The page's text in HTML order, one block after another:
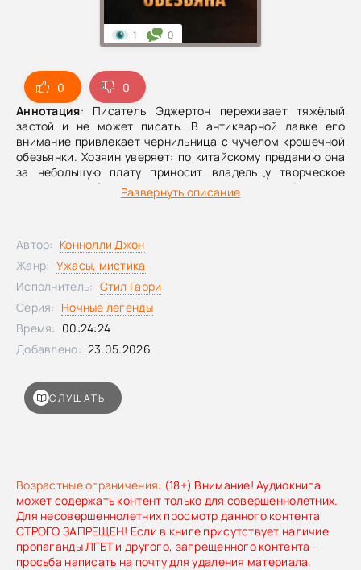
0
0
Аннотация: Писатель Эджертон переживает тяжёлый
застой и не может писать. В антикварной лавке его
внимание привлекает чернильница с чучелом крошечной
обезьянки. Хозяин уверяет: по китайскому преданию она
за небольшую плату приносит владельцу творческое
вдохновение. Эджертон покупает «чернильную обезьяну»,
и работа наконец начинает спориться.Вот только вскоре
Развернуть описание
Возрастные ограничения: (18+) Внимание! Аудиокнига
может содержать контент только для совершеннолетних.
Для несовершеннолетних просмотр данного контента
СТРОГО ЗАПРЕЩЕН! Если в книге присутствует наличие
пропаганды ЛГБТ и другого, запрещенного контента -
просьба написать на почту для удаления материала.
1 0
СЛУШАТЬ
Автор: Коннолли Джон
Жанр: Ужасы, мистика
Исполнитель: Стил Гарри
Серия: Ночные легенды
Время: 00:24:24
Добавлено: 23.05.2026